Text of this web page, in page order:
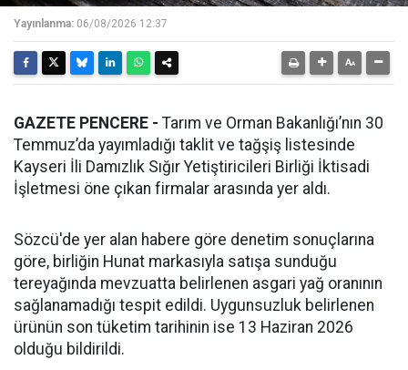
Yayınlanma: 06/08/2026 12:37
GAZETE PENCERE - Tarım ve Orman Bakanlığı’nın 30
Temmuz’da yayımladığı taklit ve tağşiş listesinde
Kayseri İli Damızlık Sığır Yetiştiricileri Birliği İktisadi
İşletmesi öne çıkan firmalar arasında yer aldı.
Sözcü'de yer alan habere göre denetim sonuçlarına
göre, birliğin Hunat markasıyla satışa sunduğu
tereyağında mevzuatta belirlenen asgari yağ oranının
sağlanamadığı tespit edildi. Uygunsuzluk belirlenen
ürünün son tüketim tarihinin ise 13 Haziran 2026
olduğu bildirildi.